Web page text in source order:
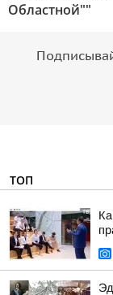
Областной""
ТОП